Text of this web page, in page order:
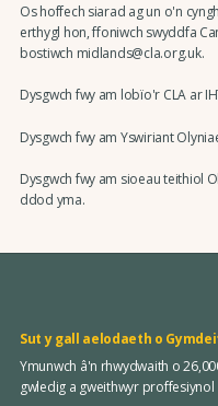
Os hoffech siarad ag un o'n
erthygl hon, ffoniwch swyddfa
bostiwch midlands@cla.org.uk.
Dysgwch fwy am lobïo'r CLA ar
Dysgwch fwy am Yswiriant
Dysgwch fwy am sioeau teithiol
ddod yma.
Sut y gall aelodaeth o
Ymunwch â'n rhwydwaith o
gwledig a gweithwyr proffesiynol